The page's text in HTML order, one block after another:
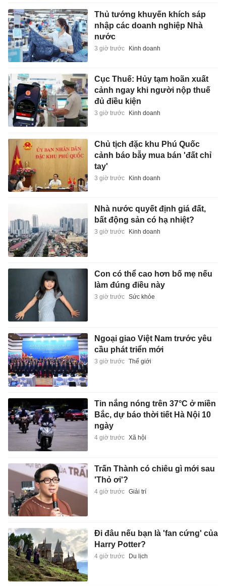
Thủ tướng khuyến khích sáp
nhập các doanh nghiệp Nhà
nước
3 giờ trước Kinh doanh
Cục Thuế: Hủy tạm hoãn xuất
cảnh ngay khi người nộp thuế
đủ điều kiện
3 giờ trước Kinh doanh
Chủ tịch đặc khu Phú Quốc
cảnh báo bẫy mua bán 'đất chỉ
tay'
3 giờ trước Kinh doanh
Nhà nước quyết định giá đất,
bất động sản có hạ nhiệt?
3 giờ trước Kinh doanh
Con có thể cao hơn bố mẹ nếu
làm đúng điều này
3 giờ trước Sức khỏe
Ngoại giao Việt Nam trước yêu
cầu phát triển mới
3 giờ trước Thế giới
Tin nắng nóng trên 37°C ở miền
Bắc, dự báo thời tiết Hà Nội 10
ngày
4 giờ trước Xã hội
Trấn Thành có chiêu gì mới sau
'Thỏ ơi'?
4 giờ trước Giải trí
Đi đâu nếu bạn là 'fan cứng' của
Harry Potter?
4 giờ trước Du lịch